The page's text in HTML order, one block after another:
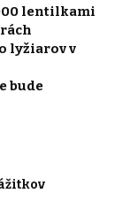
lentilkami
lyžiarov v
bude